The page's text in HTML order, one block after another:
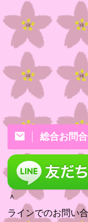
総合お問
＾
ラインでのお問い